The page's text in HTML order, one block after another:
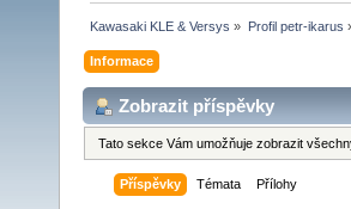
Kawasaki KLE & Versys » Profil petr-ikarus
Informace
Zobrazit příspěvky
Tato sekce Vám umožňuje zobrazit
Příspěvky Témata Přílohy